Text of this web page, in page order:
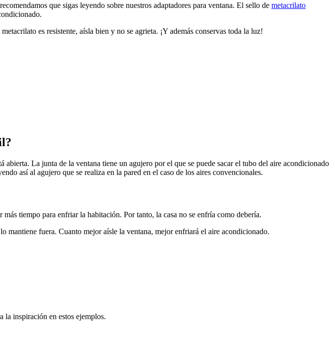
que sigas leyendo sobre nuestros adaptadores para ventana. El sello de metacrilato
es resistente, aísla bien y no se agrieta. ¡Y además conservas toda la luz!
La junta de la ventana tiene un agujero por el que se puede sacar el tubo del aire acondicionado
así al agujero que se realiza en la pared en el caso de los aires convencionales.
tiempo para enfriar la habitación. Por tanto, la casa no se enfría como debería.
mantiene fuera. Cuanto mejor aísle la ventana, mejor enfriará el aire acondicionado.
la inspiración en estos ejemplos.